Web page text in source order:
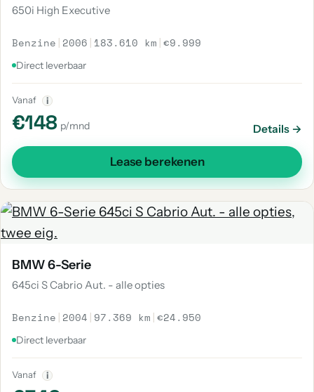
650i High Executive
Benzine | 2006 | 183.610 km |€9.999
Direct leverbaar
Vanaf i
€148 p/mnd Details →
Lease berekenen
BMW 6-Serie
645ci S Cabrio Aut. - alle opties
Benzine | 2004 | 97.369 km |€24.950
Direct leverbaar
Vanaf i